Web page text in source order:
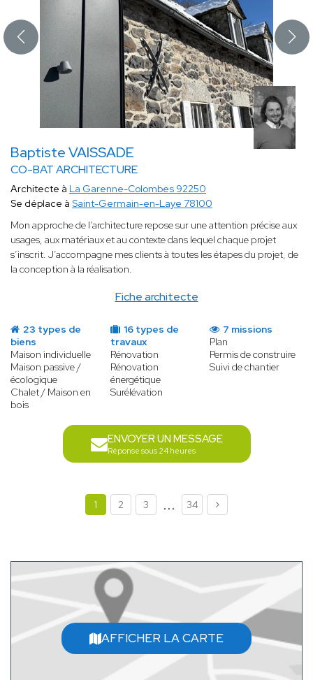
Baptiste VAISSADE
CO-BAT ARCHITECTURE
Fiche architecte
Architecte à La Garenne-Colombes 92250
Se déplace à Saint-Germain-en-Laye 78100
Mon approche de l’architecture repose sur une attention précise aux
usages, aux matériaux et au contexte dans lequel chaque projet
s’inscrit. J’accompagne mes clients à toutes les étapes du projet, de
la conception à la réalisation.
23 types de
biens
Maison individuelle
Maison passive /
écologique
Chalet / Maison en
bois
16 types de
travaux
Rénovation
Rénovation
énergétique
Surélévation
7 missions
Plan
Permis de construire
Suivi de chantier
ENVOYER UN MESSAGE
Réponse sous 24 heures
1 2 3 ... 34
AFFICHER LA CARTE